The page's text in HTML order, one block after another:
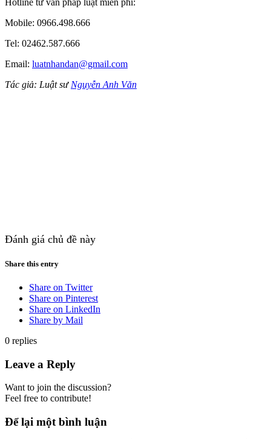
Mobile: 0966.498.666
Tel: 02462.587.666
Email: luatnhandan@gmail.com
Tác giả: Luật sư Nguyễn Anh Văn
Đánh giá chủ đề này
Share this entry
Share on Twitter
Share on Pinterest
Share on LinkedIn
Share by Mail
0 replies
Leave a Reply
Want to join the discussion?
Feel free to contribute!
Để lại một bình luận